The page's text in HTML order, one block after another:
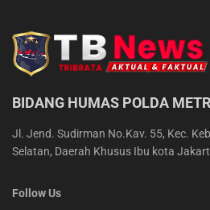
BIDANG HUMAS POLDA
Jl. Jend. Sudirman No.Kav. 55, Kec.
Selatan, Daerah Khusus Ibu kota
Follow Us